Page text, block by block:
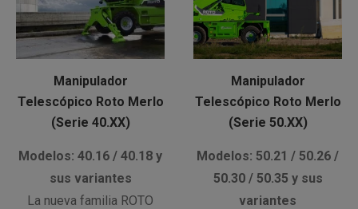
Manipulador
Telescópico Roto Merlo
(Serie 40.XX)
Modelos: 40.16 / 40.18 y
sus variantes
La nueva familia ROTO
Manipulador
Telescópico Roto Merlo
(Serie 50.XX)
Modelos: 50.21 / 50.26 /
50.30 / 50.35 y sus
variantes